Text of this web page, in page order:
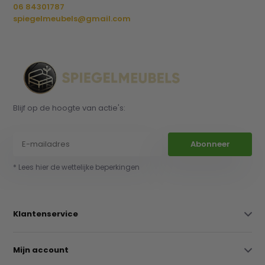
06 84301787
spiegelmeubels@gmail.com
Blijf op de hoogte van actie's:
Abonneer
* Lees hier de wettelijke beperkingen
Klantenservice
Mijn account